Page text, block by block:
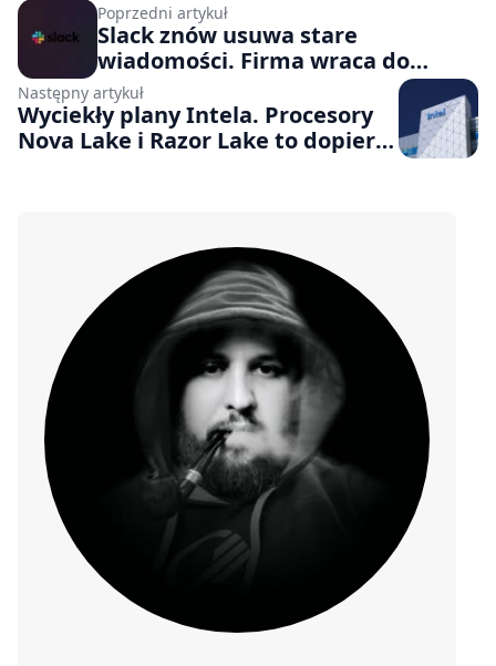
Poprzedni artykuł
Slack znów usuwa stare
wiadomości. Firma wraca do
kontrowersyjnej polityki
przechowywania danych
Następny artykuł
Wyciekły plany Intela. Procesory
Nova Lake i Razor Lake to dopiero